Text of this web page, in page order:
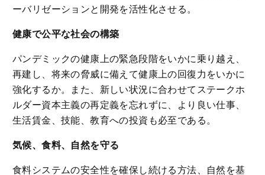
ーバリゼーションと開発を活性化させる。
健康で公平な社会の構築
パンデミックの健康上の緊急段階をいかに乗り越え、
再建し、将来の脅威に備えて健康上の回復力をいかに
強化するか。また、新しい状況に合わせてステークホ
ルダー資本主義の再定義を忘れずに、より良い仕事、
生活賃金、技能、教育への投資も必至である。
気候、食料、自然を守る
食料システムの安全性を確保し続ける方法、自然を基